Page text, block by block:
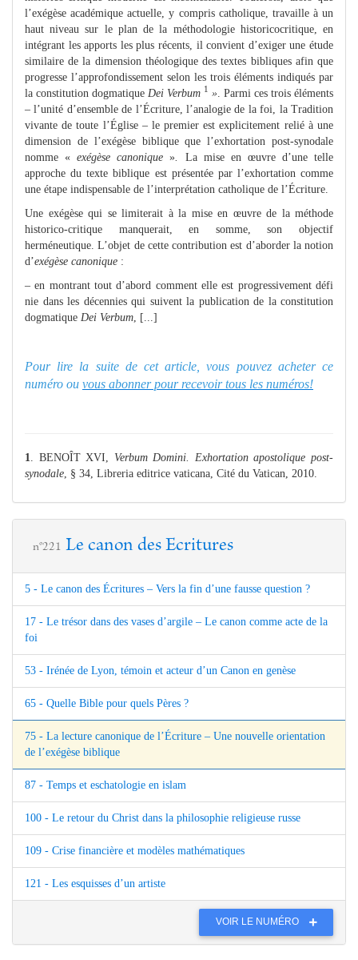
l’exégèse académique actuelle, y compris catholique, travaille à un
haut niveau sur le plan de la méthodologie historicocritique, en
intégrant les apports les plus récents, il convient d’exiger une étude
similaire de la dimension théologique des textes bibliques afin que
progresse l’approfondissement selon les trois éléments indiqués par
la constitution dogmatique Dei Verbum 1 ». Parmi ces trois éléments
– l’unité d’ensemble de l’Écriture, l’analogie de la foi, la Tradition
vivante de toute l’Église – le premier est explicitement relié à une
dimension de l’exégèse biblique que l’exhortation post-synodale
nomme «exégèse canonique»
La mise en œuvre d’une telle
approche du texte biblique est présentée par l’exhortation comme
une étape indispensable de l’interprétation catholique de l’Écriture.
Une exégèse qui se limiterait à la mise en œuvre de la méthode
historico-critique manquerait, en somme, son objectif
herméneutique. L’objet de cette contribution est d’aborder la notion
d’exégèse canonique :
– en montrant tout d’abord comment elle est progressivement défi
nie dans les décennies qui suivent la publication de la constitution
dogmatique Dei Verbum , [...]
Pour lire la suite de cet article, vous pouvez acheter ce
numéro ou vous abonner pour recevoir tous les numéros!
1 . BENOÎT XVI, Verbum Domini. Exhortation apostolique post-
synodale , § 34, Libreria editrice vaticana, Cité du Vatican, 2010.
n°221 Le canon des Ecritures
5 - Le canon des Écritures – Vers la fin d’une fausse question ?
17 - Le trésor dans des vases d’argile – Le canon comme acte de la
foi
53 - Irénée de Lyon, témoin et acteur d’un Canon en genèse
65 - Quelle Bible pour quels Pères ?
75 - La lecture canonique de l’Écriture – Une nouvelle orientation
de l’exégèse biblique
87 - Temps et eschatologie en islam
100 - Le retour du Christ dans la philosophie religieuse russe
109 - Crise financière et modèles mathématiques
121 - Les esquisses d’un artiste
VOIR LE NUMÉRO